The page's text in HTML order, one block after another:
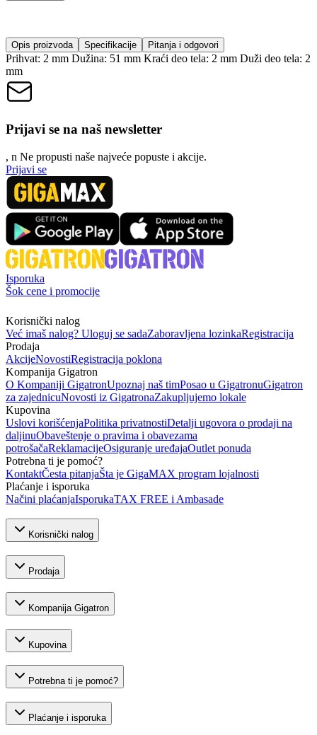
Opis proizvoda Specifikacije Pitanja i odgovori
Prihvat: 2 mm Dužina: 51 mm Kraći deo tela: 2 mm Duži deo tela: 2
mm
Prijavi se na naš newsletter
, n Ne propusti naše najveće popuste i akcije.
Prijavi se
Isporuka
Šok cene i promocije
Korisnički nalog
Već imaš nalog? Uloguj se sadaZaboravljena lozinkaRegistracija
Prodaja
AkcijeNovostiRegistracija poklona
Kompanija Gigatron
O Kompaniji GigatronUpoznaj naš timPosao u GigatronuGigatron
za zajednicuNovosti iz GigatronaZakupljujemo lokale
Kupovina
Uslovi korišćenjaPolitika privatnostiDetalji ugovora o prodaji na
daljinuObaveštenje o pravima i obavezama
potrošačaReklamacijeOsiguranje uređajaOutlet ponuda
Potrebna ti je pomoć?
KontaktČesta pitanjaŠta je GigaMAX program lojalnosti
Plaćanje i isporuka
Načini plaćanjaIsporukaTAX FREE i Ambasade
Korisnički nalog
Prodaja
Kompanija Gigatron
Kupovina
Potrebna ti je pomoć?
Plaćanje i isporuka